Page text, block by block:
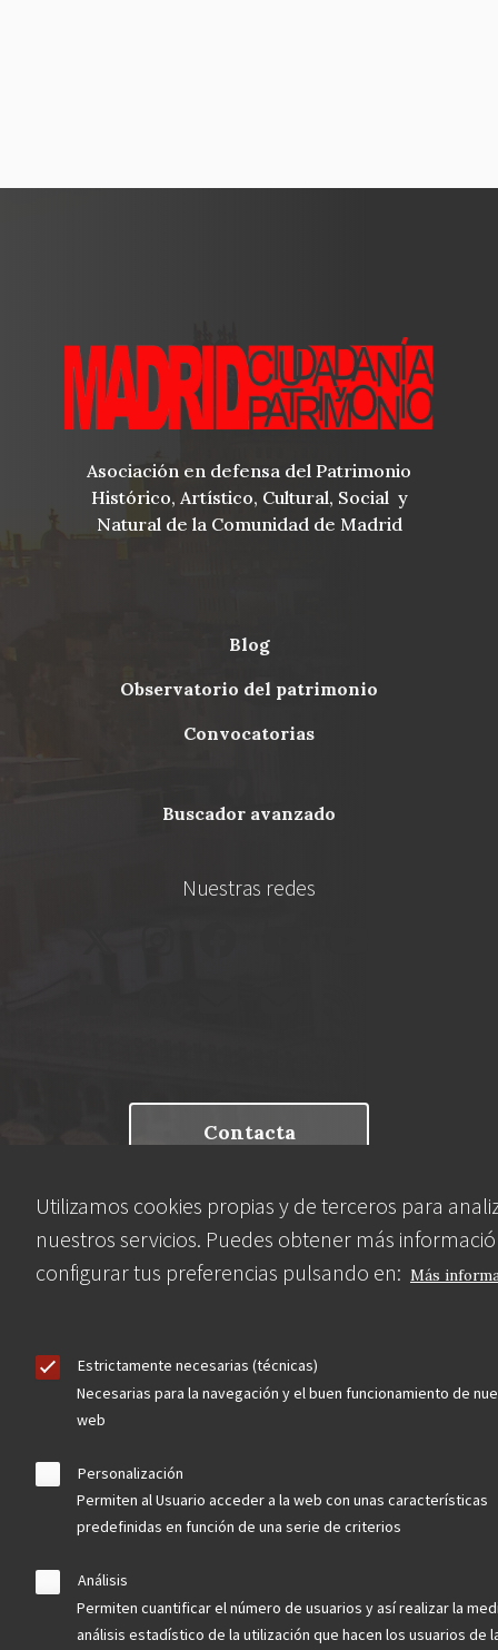
Utilizamos cookies propias y de terceros para
nuestros servicios. Puedes obtener más
configurar tus preferencias pulsando en: Más
Estrictamente necesarias (técnicas)
Necesarias para la navegación y el buen funcionamiento de
web
Personalización
Permiten al Usuario acceder a la web con unas características
predefinidas en función de una serie de criterios
Análisis
Permiten cuantificar el número de usuarios y así realizar la
análisis estadístico de la utilización que hacen los usuarios de
Asociación en defensa del Patrimonio
Histórico, Artístico, Cultural, Social y
Natural de la Comunidad de Madrid
Menu
blog
observatorio del patrimonio
convocatorias
buscador avanzado
Nuestras redes
Contacta
Hazte socio
Menú
Aviso Legal